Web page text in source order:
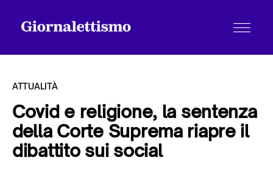
Tutti gli articoli
ATTUALITÀ
Covid e religione, la sentenza
della Corte Suprema riapre il
dibattito sui social